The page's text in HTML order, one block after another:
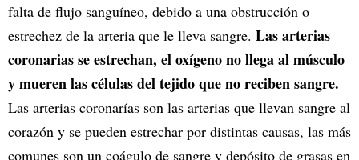
falta de flujo sanguíneo, debido a una obstrucción o
estrechez de la arteria que le lleva sangre. Las arterias
coronarias se estrechan, el oxígeno no llega al músculo
y mueren las células del tejido que no reciben sangre.
Las arterias coronarías son las arterias que llevan sangre al
corazón y se pueden estrechar por distintas causas, las más
comunes son un coágulo de sangre y depósito de grasas en